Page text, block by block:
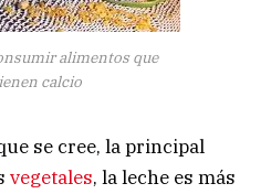
alimentos que
calcio
se cree, la principal
vegetales, la leche es más